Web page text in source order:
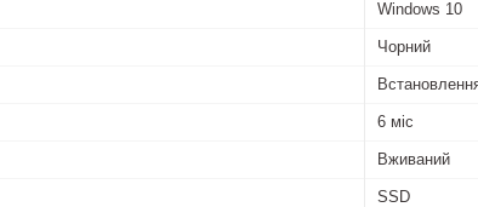
Windows 10
Чорний
6 міс
Вживаний
SSD